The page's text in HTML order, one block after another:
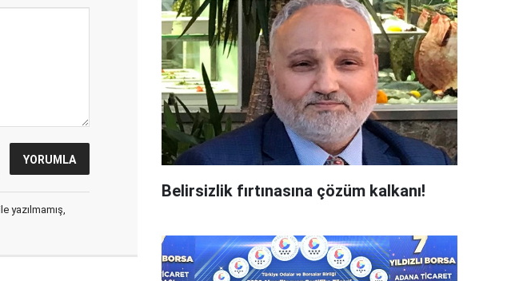
yazılmamış,
Belirsizlik fırtınasına çözüm kalkanı!